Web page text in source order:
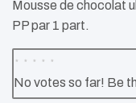
Mousse de chocolat
PP par 1 part.
No votes so far! Be